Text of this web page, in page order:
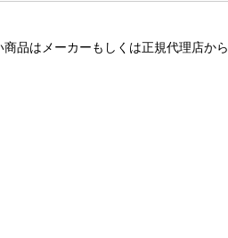
品はメーカーもしくは正規代理店から